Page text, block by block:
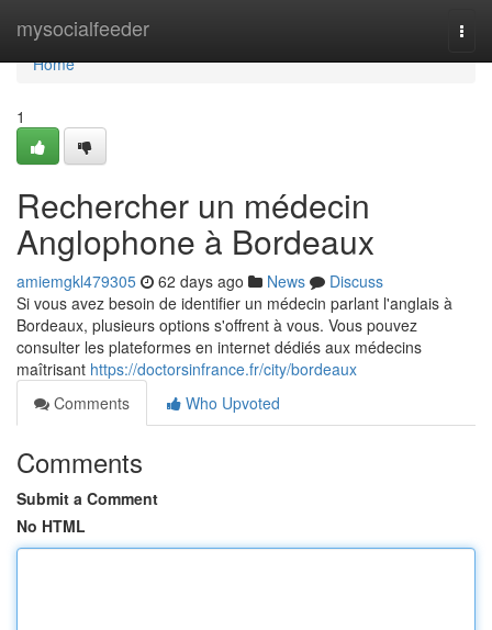
mysocialfeeder
Home
Home
1
Rechercher un médecin
Anglophone à Bordeaux
amiemgkl479305 62 days ago News
Discuss
Si vous avez besoin de identifier un médecin parlant l'anglais à
Bordeaux, plusieurs options s'offrent à vous. Vous pouvez
consulter les plateformes en internet dédiés aux médecins
maîtrisant https://doctorsinfrance.fr/city/bordeaux
Comments
Who Upvoted
Comments
Submit a Comment
No HTML